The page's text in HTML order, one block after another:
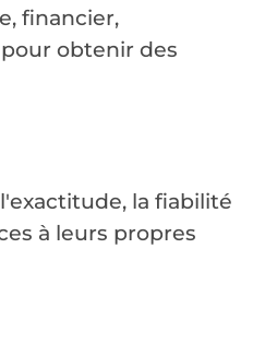
financier,
obtenir des
la fiabilité
à leurs propres